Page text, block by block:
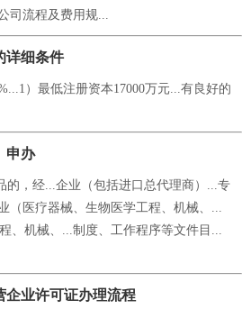
司流程及费用规...
详细条件
）最低注册资本17000万元...有良好的
申办
的，经...企业（包括进口总代理商）...专
（医疗器械、生物医学工程、机械、...
、机械、...制度、工作程序等文件目...
企业许可证办理流程